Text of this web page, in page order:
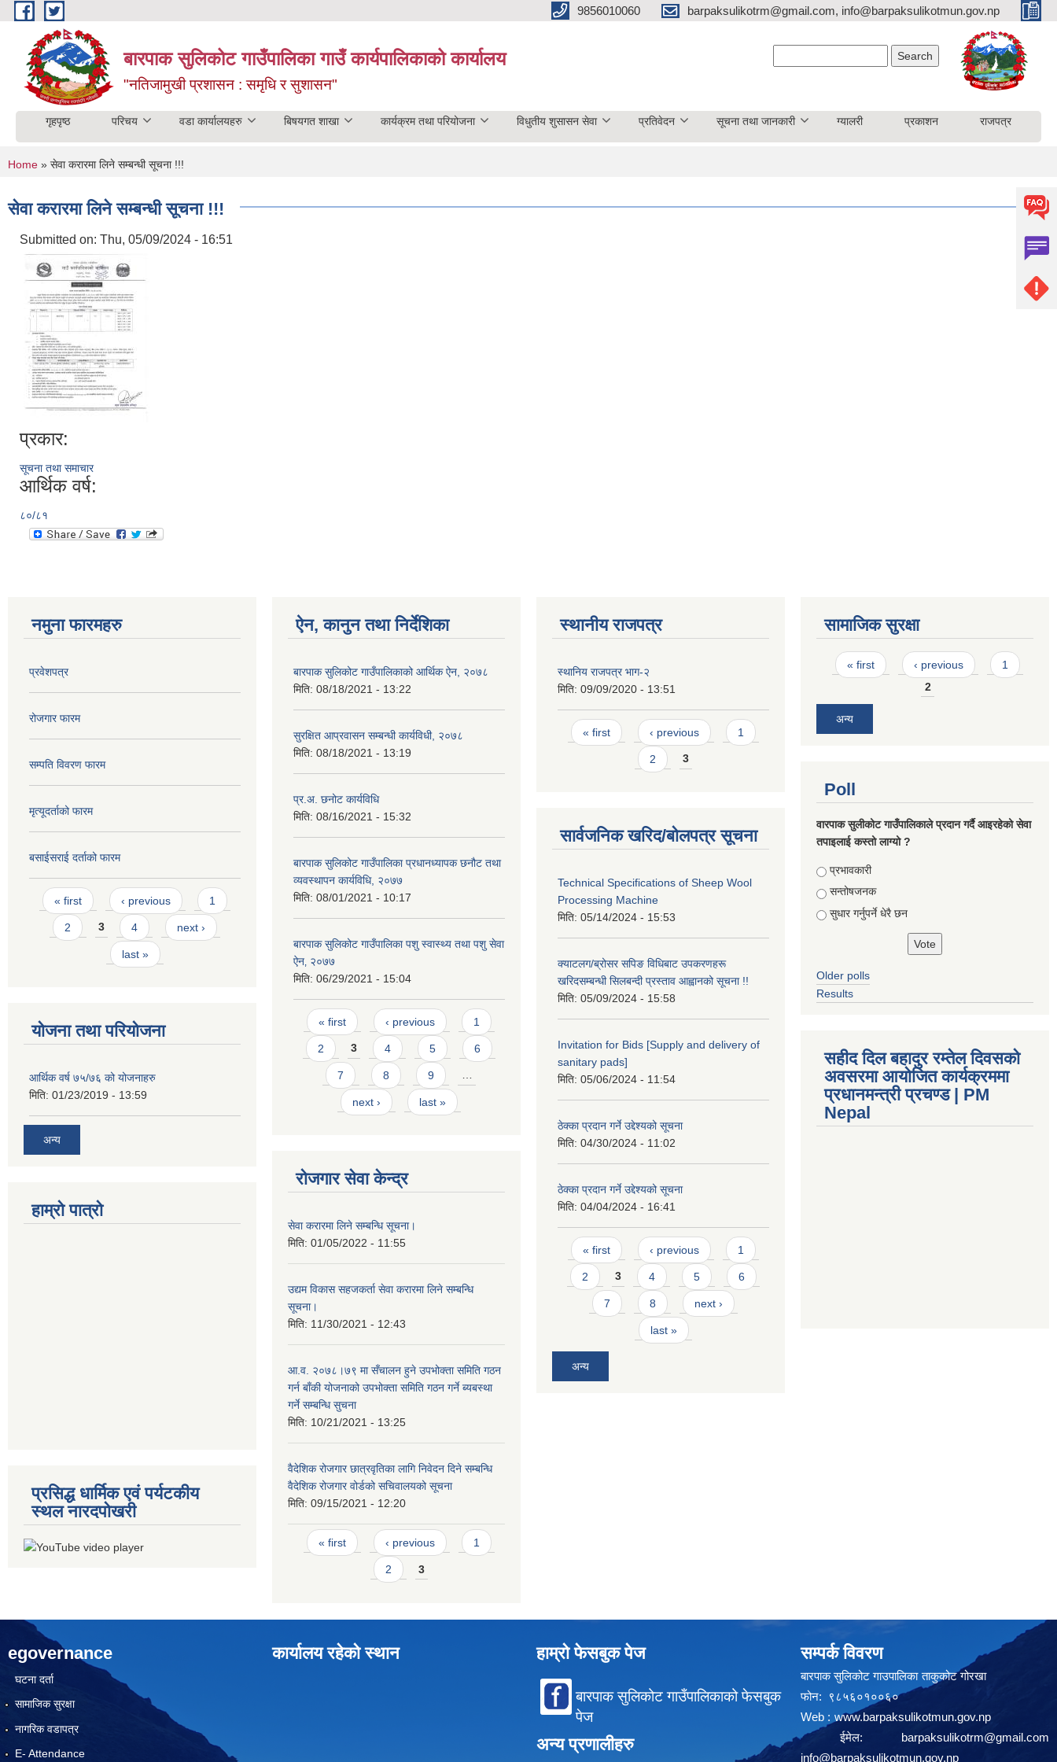
Skip to main content 9856010060 barpaksulikotrm@gmail.com, info@barpaksulikotmun.gov.np
बारपाक सुलिकोट गाउँपालिका गाउँ कार्यपालिकाको कार्यालय
"नतिजामुखी प्रशासन : समृधि र सुशासन"
गृहपृष्ठ परिचय वडा कार्यालयहरु बिषयगत शाखा कार्यक्रम तथा परियोजना विधुतीय शुसासन सेवा प्रतिवेदन सूचना तथा जानकारी ग्यालरी प्रकाशन राजपत्र
You are here
Home » सेवा करारमा लिने सम्बन्धी सूचना !!!
सेवा करारमा लिने सम्बन्धी सूचना !!!
Submitted on: Thu, 05/09/2024 - 16:51
प्रकार:
सूचना तथा समाचार
आर्थिक वर्ष:
८०/८१
नमुना फारमहरु
प्रवेशपत्र
रोजगार फारम
सम्पति विवरण फारम
मृत्यूदर्ताको फारम
बसाईसराई दर्ताको फारम
Pages
« first ‹ previous 1
2 3 4 next ›
last »
योजना तथा परियोजना
आर्थिक वर्ष ७५/७६ को योजनाहरु
मिति: 01/23/2019 - 13:59
अन्य
हाम्रो पात्रो
प्रसिद्ध धार्मिक एवं पर्यटकीय
स्थल नारदपोखरी
ऐन, कानुन तथा निर्देशिका
बारपाक सुलिकोट गाउँपालिकाको आर्थिक ऐन, २०७८
मिति: 08/18/2021 - 13:22
सुरक्षित आप्रवासन सम्बन्धी कार्यविधी, २०७८
मिति: 08/18/2021 - 13:19
प्र.अ. छनोट कार्यविधि
मिति: 08/16/2021 - 15:32
बारपाक सुलिकोट गाउँपालिका प्रधानध्यापक छनौट तथा
व्यवस्थापन कार्यविधि, २०७७
मिति: 08/01/2021 - 10:17
बारपाक सुलिकोट गाउँपालिका पशु स्वास्थ्य तथा पशु सेवा
ऐन‚ २०७७
मिति: 06/29/2021 - 15:04
Pages
« first ‹ previous 1
2 3 4 5 6
7 8 9 …
next › last »
रोजगार सेवा केन्द्र
सेवा करारमा लिने सम्बन्धि सूचना।
मिति: 01/05/2022 - 11:55
उद्यम विकास सहजकर्ता सेवा करारमा लिने सम्बन्धि
सूचना।
मिति: 11/30/2021 - 12:43
आ.व. २०७८।७९ मा सँचालन हुने उपभोक्ता समिति गठन
गर्न बाँकी योजनाको उपभोक्ता समिति गठन गर्ने ब्यबस्था
गर्ने सम्बन्धि सुचना
मिति: 10/21/2021 - 13:25
वैदेशिक रोजगार छात्रवृतिका लागि निवेदन दिने सम्बन्धि
वैदेशिक रोजगार वोर्डको सचिवालयको सूचना
मिति: 09/15/2021 - 12:20
Pages
« first ‹ previous 1
2 3
स्थानीय राजपत्र
स्थानिय राजपत्र भाग-२
मिति: 09/09/2020 - 13:51
Pages
« first ‹ previous 1
2 3
सार्वजनिक खरिद/बोलपत्र सूचना
Technical Specifications of Sheep Wool
Processing Machine
मिति: 05/14/2024 - 15:53
क्याटलग/ब्रोसर सपिङ विधिबाट उपकरणहरू
खरिदसम्बन्धी सिलबन्दी प्रस्ताव आह्वानको सूचना !!
मिति: 05/09/2024 - 15:58
Invitation for Bids [Supply and delivery of
sanitary pads]
मिति: 05/06/2024 - 11:54
ठेक्का प्रदान गर्ने उद्देश्यको सूचना
मिति: 04/30/2024 - 11:02
ठेक्का प्रदान गर्ने उद्देश्यको सूचना
मिति: 04/04/2024 - 16:41
Pages
« first ‹ previous 1
2 3 4 5 6
7 8 next ›
last »
अन्य
सामाजिक सुरक्षा
Pages
« first ‹ previous
1
2
अन्य
Poll
वारपाक सुलीकोट गाउँपालिकाले प्रदान गर्दै आइरहेको सेवा
तपाइलाई कस्तो लाग्यो ?
Choices
प्रभावकारी
सन्तोषजनक
सुधार गर्नुपर्ने धेरै छन
Older polls
Results
सहीद दिल बहादुर रम्तेल दिवसको
अवसरमा आयोजित कार्यक्रममा
प्रधानमन्त्री प्रचण्ड | PM
Nepal
egovernance
घटना दर्ता
सामाजिक सुरक्षा
नागरिक वडापत्र
E- Attendance
कार्यालय रहेको स्थान हाम्रो फेसबुक पेज
बारपाक सुलिकोट गाउँपालिकाको फेसबुक
पेज
अन्य प्रणालीहरु
सम्पर्क विवरण
बारपाक सुलिकोट गाउपालिका ताकुकोट गोरखा
फोन: ९८५६०१००६०
Web : www.barpaksulikotmun.gov.np
ईमेल: barpaksulikotrm@gmail.com
info@barpaksulikotmun.gov.np